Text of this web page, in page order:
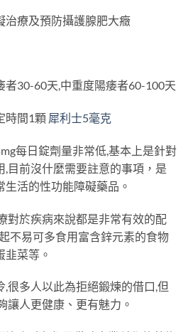
治療及預防攝護腺肥大癥
者30-60天,中重度陽痿者60-100天
時間1顆 犀利士5毫克
每日錠劑量非常低,基本上是針對
,目前沒什麼需要註意的事項，是
活的性功能障礙藥品。
對於疾病來說都是非常有效的配
不易可多食用富含鋅元素的食物
韭菜等。
很多人以此為拒絕鍛煉的借口,但
讓人更健康、更有魅力。